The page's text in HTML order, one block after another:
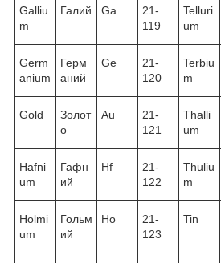
Galliu
m
Галий Ga
21-
119
Telluri
um
Germ
anium
Герм
аний
Ge
21-
120
Terbiu
m
Gold
Золот
о
Au
21-
121
Thalli
um
Hafni
um
Гафн
ий
Hf
21-
122
Thuliu
m
Holmi
um
Гольм
ий
Ho
21-
123
Tin